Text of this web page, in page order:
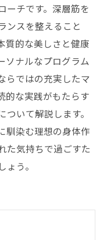
ーチです。深層筋を
ンスを整えること
質的な美しさと健康
ソナルなプログラム
らではの充実したマ
的な実践がもたらす
いて解説します。
馴染む理想の身体作
た気持ちで過ごすた
う。